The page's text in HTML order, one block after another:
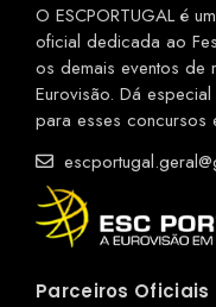
O ESCPORTUGAL é
oficial dedicada ao
os demais eventos de
Eurovisão. Dá
para esses concursos
Parceiros Oficiais